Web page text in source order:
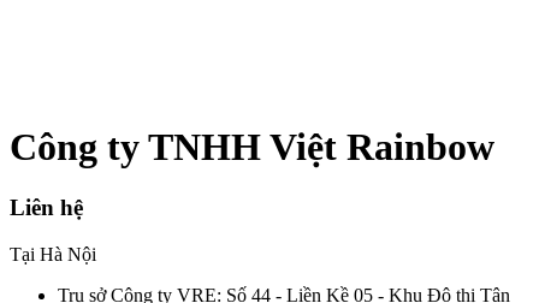
Công ty TNHH Việt Rainbow
Liên hệ
Tại Hà Nội
Trụ sở Công ty VRE: Số 44 - Liền Kề 05 - Khu Đô thị Tân